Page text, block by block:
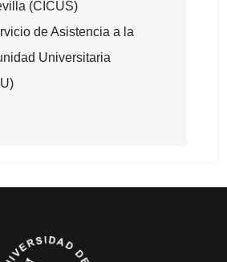
(CICUS)
de Asistencia a la
Universitaria